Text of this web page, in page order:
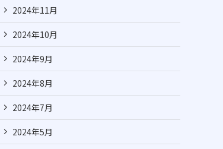
2024年11月
2024年10月
2024年9月
2024年8月
2024年7月
2024年5月